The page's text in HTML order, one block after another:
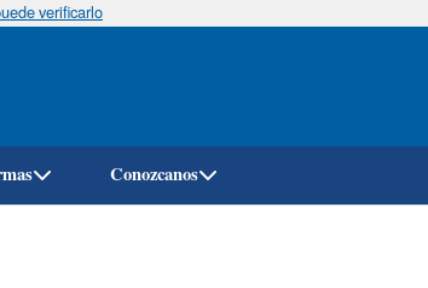
Pasar
verificarlo
Conozcanos